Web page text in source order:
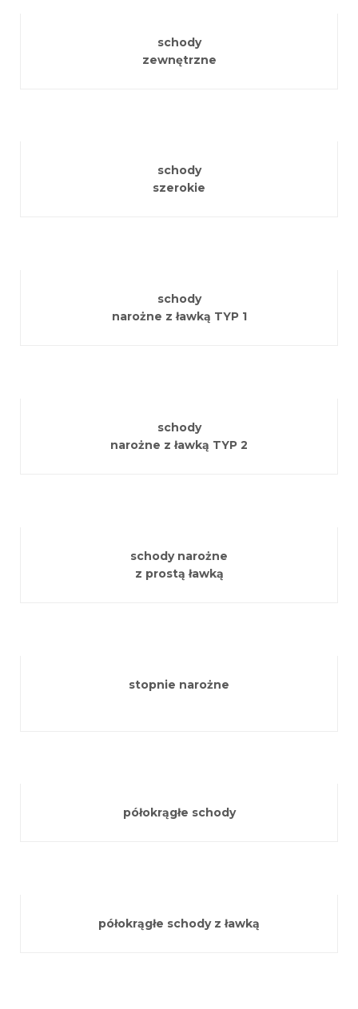
schody
zewnętrzne
schody
szerokie
schody
narożne z ławką TYP 1
schody
narożne z ławką TYP 2
schody narożne
z prostą ławką
stopnie narożne
półokrągłe schody
półokrągłe schody z ławką